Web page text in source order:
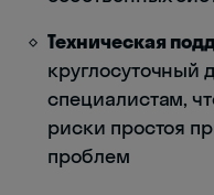
Техническая
круглосуточный
специалистам,
риски простоя
проблем